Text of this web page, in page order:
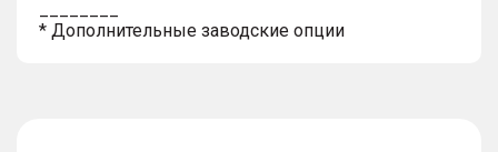
* Дополнительные заводские опции